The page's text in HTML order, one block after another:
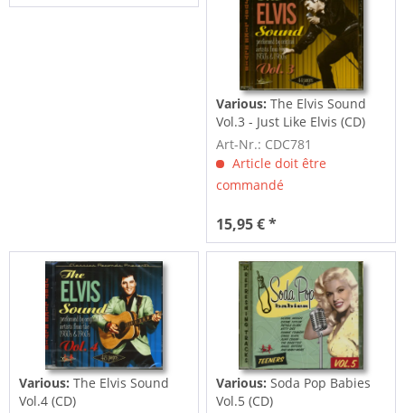
Various: The Elvis Sound
Vol.3 - Just Like Elvis (CD)
Art-Nr.: CDC781
Article doit être
commandé
15,95 € *
Various: The Elvis Sound
Vol.4 (CD)
Various: Soda Pop Babies
Vol.5 (CD)